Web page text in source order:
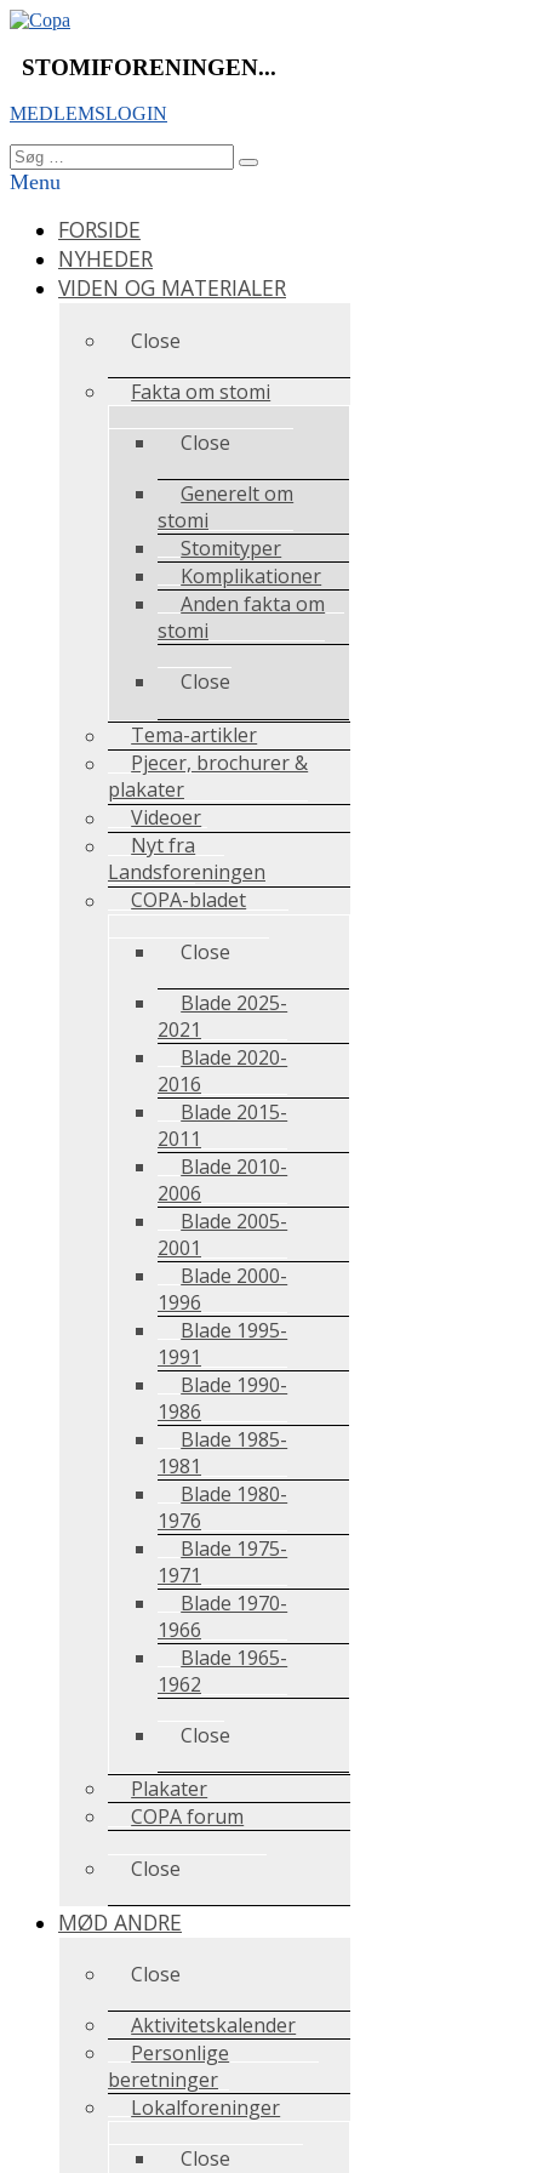
Videre
indhold
STOMIFORENINGEN...
MEDLEMSLOGIN
Søg
efter:
Søg
Menu
FORSIDE
NYHEDER
VIDEN OG MATERIALER
Close
Fakta om stomi
Close
Generelt om
stomi
Stomityper
Komplikationer
Anden fakta om
stomi
Close
Tema-artikler
Pjecer, brochurer &
plakater
Videoer
Nyt fra
Landsforeningen
COPA-bladet
Close
Blade 2025-
2021
Blade 2020-
2016
Blade 2015-
2011
Blade 2010-
2006
Blade 2005-
2001
Blade 2000-
1996
Blade 1995-
1991
Blade 1990-
1986
Blade 1985-
1981
Blade 1980-
1976
Blade 1975-
1971
Blade 1970-
1966
Blade 1965-
1962
Close
Plakater
COPA forum
Close
MØD ANDRE
Close
Aktivitetskalender
Personlige
beretninger
Lokalforeninger
Close